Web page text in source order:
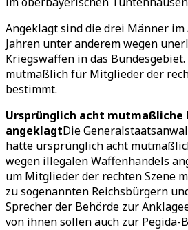
Angeklagt sind die drei Männer im
Jahren unter anderem wegen
Kriegswaffen in das
mutmaßlich für Mitglieder der
bestimmt.
Ursprünglich acht mutmaßliche
angeklagtDie
hatte ursprünglich acht
wegen illegalen Waffenhandels
um Mitglieder der rechten Szene
zu sogenannten Reichsbürgern
Sprecher der Behörde zur
von ihnen sollen auch zur Pegida-